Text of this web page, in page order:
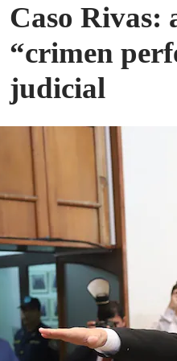
Caso Rivas:
“crimen
judicial